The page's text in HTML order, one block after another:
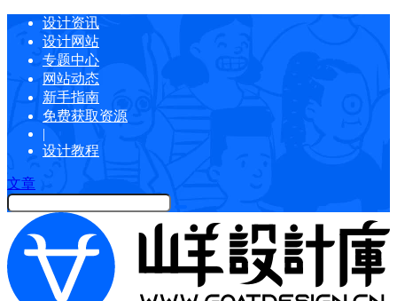
设计资讯
设计网站
专题中心
网站动态
新手指南
免费获取资源
|
设计教程
文章